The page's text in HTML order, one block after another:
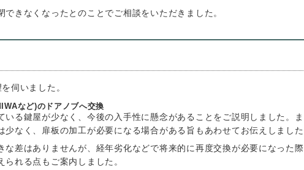
きなくなったとのことでご相談をいただきました。
伺いました。
など)のドアノブへ交換
る鍵屋が少なく、今後の入手性に懸念があることをご説明しました。
なく、扉板の加工が必要になる場合がある旨もあわせてお伝えしまし
差はありませんが、経年劣化などで将来的に再度交換が必要になった
れる点もご案内しました。